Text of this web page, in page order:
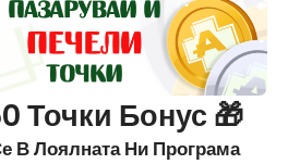
Точки Бонус 🎁
В Лоялната Ни Програма